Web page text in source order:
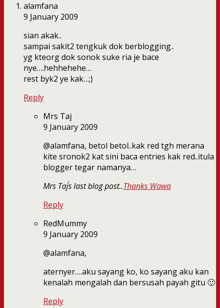
alamfana
9 January 2009
sian akak..
sampai sakit2 tengkuk dok berblogging..
yg kteorg dok sonok suke ria je bace
nye….hehhehehe…
rest byk2 ye kak…;)
Reply
Mrs Taj
9 January 2009
@alamfana, betol betol..kak red tgh merana
kite sronok2 kat sini baca entries kak red..itula
blogger tegar namanya…
Mrs Taj´s last blog post..Thanks Wawa
Reply
RedMummy
9 January 2009
@alamfana,
aternyer….aku sayang ko, ko sayang aku kan
kenalah mengalah dan bersusah payah gitu 🙂
Reply